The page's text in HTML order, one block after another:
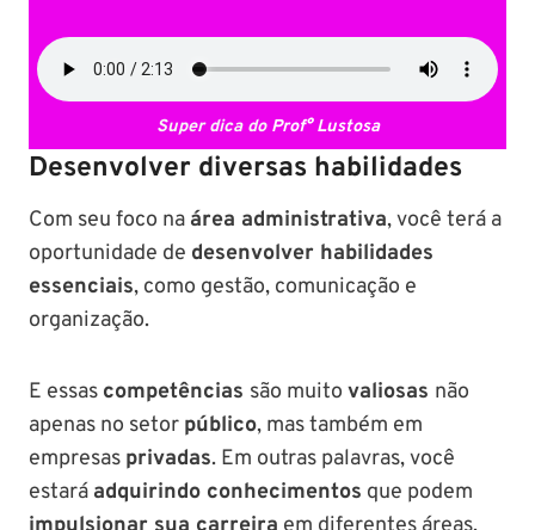
Super dica do Prof° Lustosa
Desenvolver diversas habilidades
Com seu foco na área administrativa, você terá a
oportunidade de desenvolver habilidades
essenciais, como gestão, comunicação e
organização.
E essas competências são muito valiosas não
apenas no setor público, mas também em
empresas privadas. Em outras palavras, você
estará adquirindo conhecimentos que podem